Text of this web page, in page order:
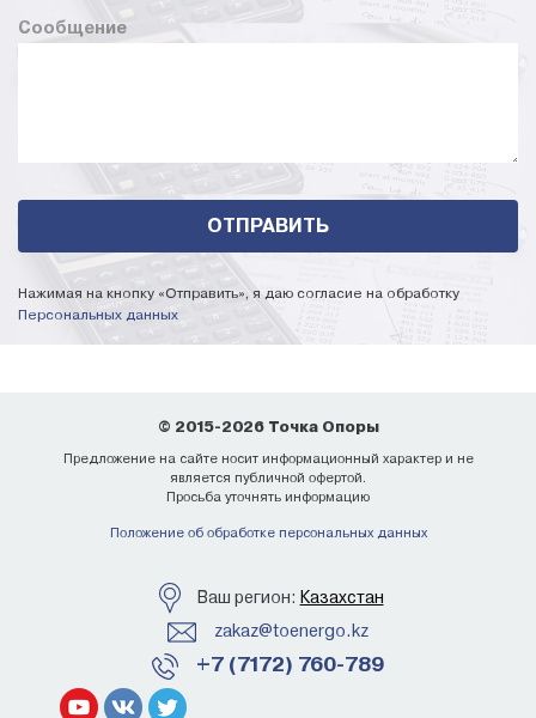
Сообщение
Нажимая на кнопку «Отправить», я даю согласие на обработку
Персональных данных
© 2015-2026 Точка Опоры
Предложение на сайте носит информационный характер и не
является публичной офертой.
Просьба уточнять информацию
Положение об обработке персональных данных
Ваш регион: Казахстан
zakaz@toenergo.kz
+7 (7172) 760-789